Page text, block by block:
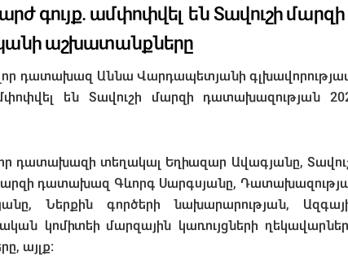
գույք. ամփոփվել են Տավուշի մարզի
աշխատանքները
դատախազ Աննա Վարդապետյանի
են Տավուշի մարզի դատախազության
դատախազի տեղակալ Եղիազար Ավագյանը,
դատախազ Գևորգ Սարգսյանը,
Ներքին գործերի նախարարության,
կոմիտեի մարզային կառույցների
այլք: